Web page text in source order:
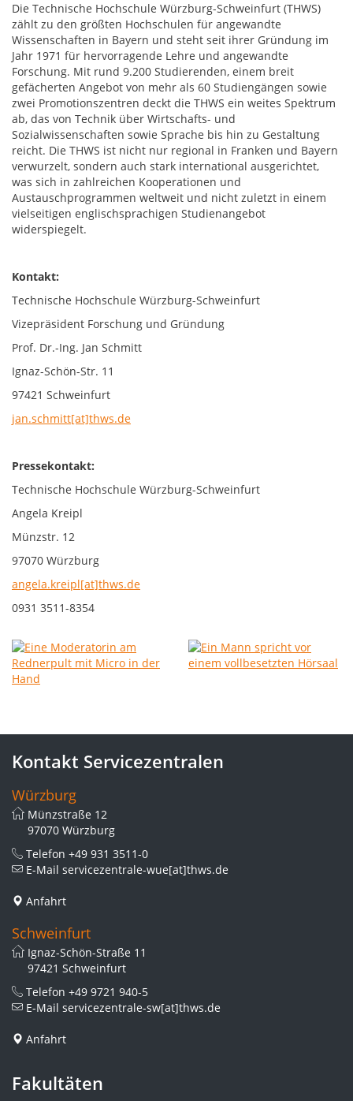
Die Technische Hochschule Würzburg-Schweinfurt (THWS)
zählt zu den größten Hochschulen für angewandte
Wissenschaften in Bayern und steht seit ihrer Gründung im
Jahr 1971 für hervorragende Lehre und angewandte
Forschung. Mit rund 9.200 Studierenden, einem breit
gefächerten Angebot von mehr als 60 Studiengängen sowie
zwei Promotionszentren deckt die THWS ein weites Spektrum
ab, das von Technik über Wirtschafts- und
Sozialwissenschaften sowie Sprache bis hin zu Gestaltung
reicht. Die THWS ist nicht nur regional in Franken und Bayern
verwurzelt, sondern auch stark international ausgerichtet,
was sich in zahlreichen Kooperationen und
Austauschprogrammen weltweit und nicht zuletzt in einem
vielseitigen englischsprachigen Studienangebot
widerspiegelt.
Kontakt:
Technische Hochschule Würzburg-Schweinfurt
Vizepräsident Forschung und Gründung
Prof. Dr.-Ing. Jan Schmitt
Ignaz-Schön-Str. 11
97421 Schweinfurt
jan.schmitt[at]thws.de
Pressekontakt:
Technische Hochschule Würzburg-Schweinfurt
Angela Kreipl
Münzstr. 12
97070 Würzburg
angela.kreipl[at]thws.de
0931 3511-8354
Kontakt Servicezentralen
Würzburg
Münzstraße 12
97070 Würzburg
Telefon +49 931 3511-0
E-Mail servicezentrale-wue[at]thws.de
Anfahrt
Schweinfurt
Ignaz-Schön-Straße 11
97421 Schweinfurt
Telefon +49 9721 940-5
E-Mail servicezentrale-sw[at]thws.de
Anfahrt
Fakultäten